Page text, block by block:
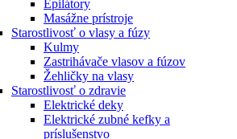
Epilátory
Masážne prístroje
Starostlivosť o vlasy a fúzy
Kulmy
Zastrihávače vlasov a fúzov
Žehličky na vlasy
Starostlivosť o zdravie
Elektrické deky
Elektrické zubné kefky a
príslušenstvo